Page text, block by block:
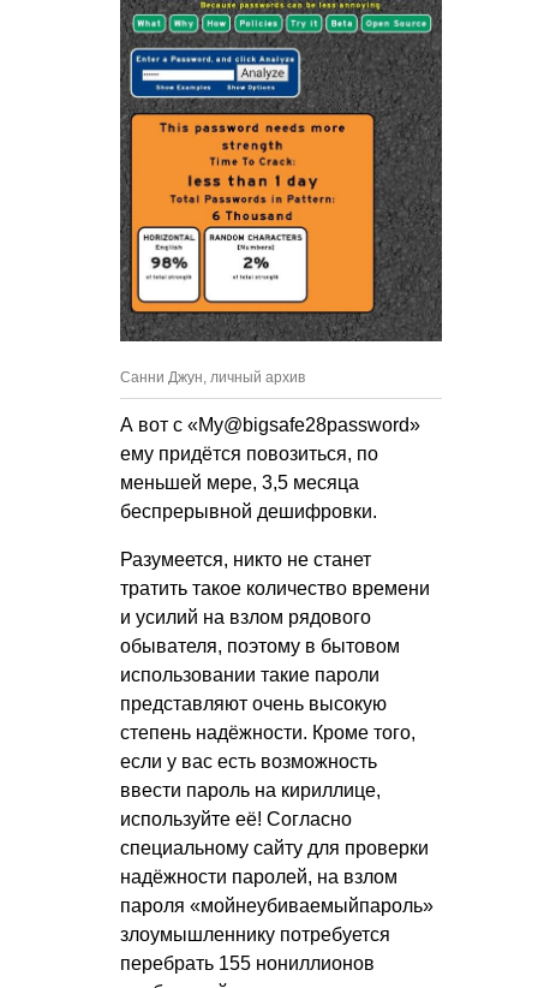
Санни Джун, личный архив
А вот с «My@bigsafe28password»
ему придётся повозиться, по
меньшей мере, 3,5 месяца
беспрерывной дешифровки.
Разумеется, никто не станет
тратить такое количество времени
и усилий на взлом рядового
обывателя, поэтому в бытовом
использовании такие пароли
представляют очень высокую
степень надёжности. Кроме того,
если у вас есть возможность
ввести пароль на кириллице,
используйте её! Согласно
специальному сайту для проверки
надёжности паролей, на взлом
пароля «мойнеубиваемыйпароль»
злоумышленнику потребуется
перебрать 155 нониллионов